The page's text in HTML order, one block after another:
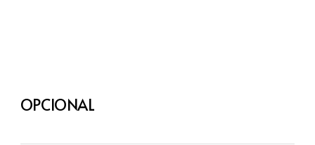
OPCIONAL